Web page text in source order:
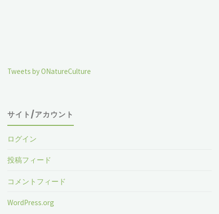
Tweets by ONatureCulture
サイト/アカウント
ログイン
投稿フィード
コメントフィード
WordPress.org